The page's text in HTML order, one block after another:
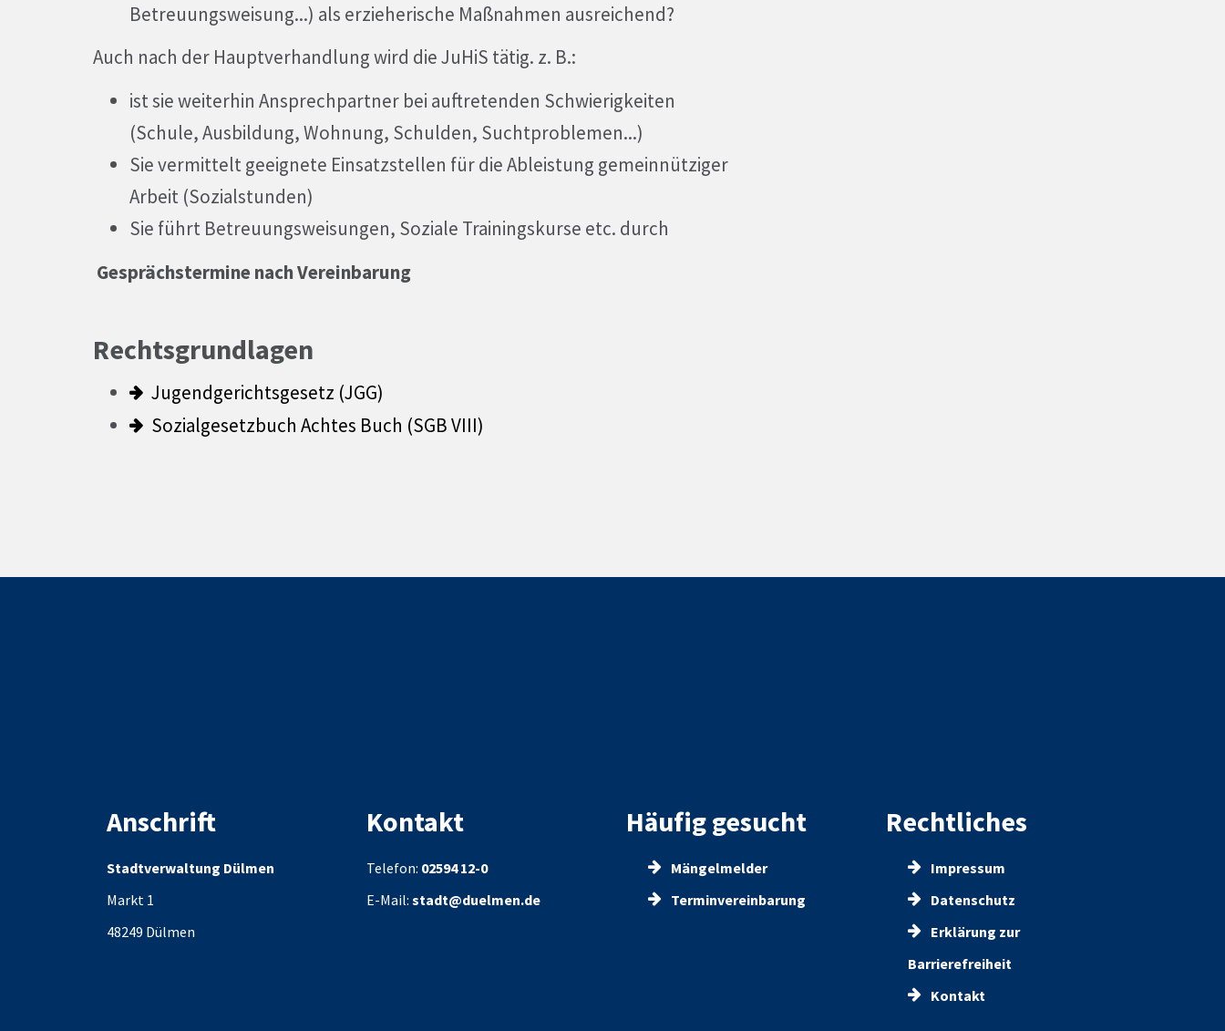
Betreuungsweisung...) als erzieherische Maßnahmen ausreichend?
Auch nach der Hauptverhandlung wird die JuHiS tätig. z. B.:
ist sie weiterhin Ansprechpartner bei auftretenden Schwierigkeiten
(Schule, Ausbildung, Wohnung, Schulden, Suchtproblemen...)
Sie vermittelt geeignete Einsatzstellen für die Ableistung gemeinnütziger
Arbeit (Sozialstunden)
Sie führt Betreuungsweisungen, Soziale Trainingskurse etc. durch
Gesprächstermine nach Vereinbarung
Rechtsgrundlagen
Jugendgerichtsgesetz (JGG)
Sozialgesetzbuch Achtes Buch (SGB VIII)
Anschrift
Stadtverwaltung Dülmen
Markt 1
48249 Dülmen
Kontakt
Telefon: 02594 12-0
E-Mail: stadt@duelmen.de
Häufig gesucht
Mängelmelder
Terminvereinbarung
Rechtliches
Impressum
Datenschutz
Erklärung zur
Barrierefreiheit
Kontakt